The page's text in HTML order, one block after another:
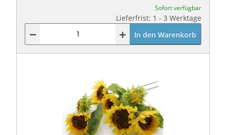
Sofort verfügbar
Lieferfrist: 1 - 3 Werktage
In den Warenkorb